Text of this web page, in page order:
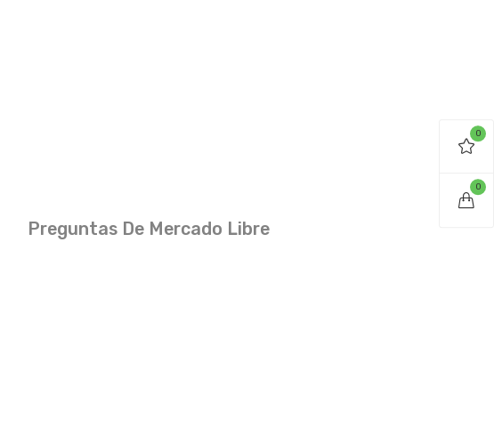
Preguntas De Mercado Libre
0
0